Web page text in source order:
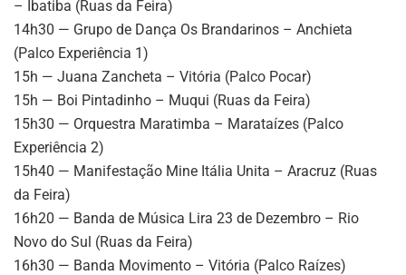
– Ibatiba (Ruas da Feira)
14h30 — Grupo de Dança Os Brandarinos – Anchieta
(Palco Experiência 1)
15h — Juana Zancheta – Vitória (Palco Pocar)
15h — Boi Pintadinho – Muqui (Ruas da Feira)
15h30 — Orquestra Maratimba – Marataízes (Palco
Experiência 2)
15h40 — Manifestação Mine Itália Unita – Aracruz (Ruas
da Feira)
16h20 — Banda de Música Lira 23 de Dezembro – Rio
Novo do Sul (Ruas da Feira)
16h30 — Banda Movimento – Vitória (Palco Raízes)